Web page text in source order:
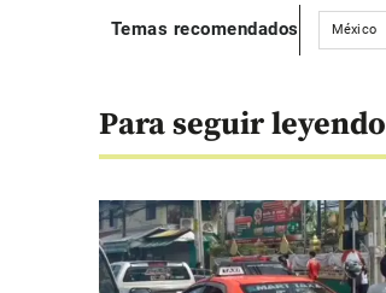
Temas recomendados México
Para seguir leyendo